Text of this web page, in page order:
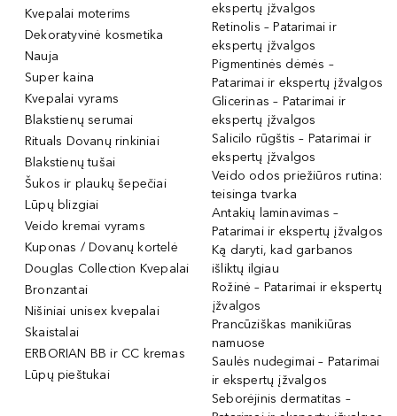
Kvepalai moterims
Dekoratyvinė kosmetika
Nauja
Super kaina
Kvepalai vyrams
Blakstienų serumai
Rituals Dovanų rinkiniai
Blakstienų tušai
Šukos ir plaukų šepečiai
Lūpų blizgiai
Veido kremai vyrams
Kuponas / Dovanų kortelė
Douglas Collection Kvepalai
Bronzantai
Nišiniai unisex kvepalai
Skaistalai
ERBORIAN BB ir CC kremas
Lūpų pieštukai
ekspertų įžvalgos
Retinolis – Patarimai ir
ekspertų įžvalgos
Pigmentinės dėmės –
Patarimai ir ekspertų įžvalgos
Glicerinas – Patarimai ir
ekspertų įžvalgos
Salicilo rūgštis – Patarimai ir
ekspertų įžvalgos
Veido odos priežiūros rutina:
teisinga tvarka
Antakių laminavimas –
Patarimai ir ekspertų įžvalgos
Ką daryti, kad garbanos
išliktų ilgiau
Rožinė – Patarimai ir ekspertų
įžvalgos
Prancūziškas manikiūras
namuose
Saulės nudegimai – Patarimai
ir ekspertų įžvalgos
Seborėjinis dermatitas –